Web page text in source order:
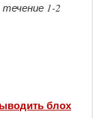
1-2
блох